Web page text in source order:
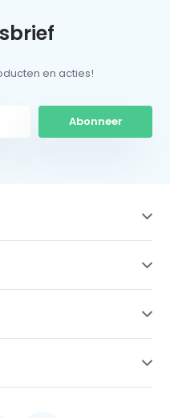
en acties!
Abonneer